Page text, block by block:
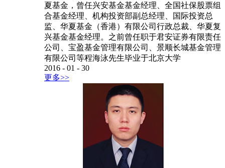
夏基金，曾任兴安基金基金经理、全国社保股票组
合基金经理、机构投资部副总经理、国际投资总
监、华夏基金（香港）有限公司行政总裁、华夏复
兴基金基金经理。之前曾任职于君安证券有限责任
公司、宝盈基金管理有限公司、景顺长城基金管理
有限公司等程海泳先生毕业于北京大学
2016 - 01 - 30
更多>>